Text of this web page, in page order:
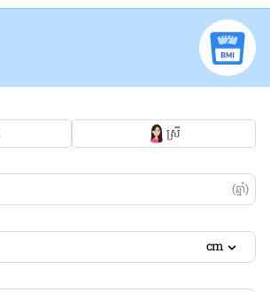
ស្រី
(ឆ្នាំ)
cm